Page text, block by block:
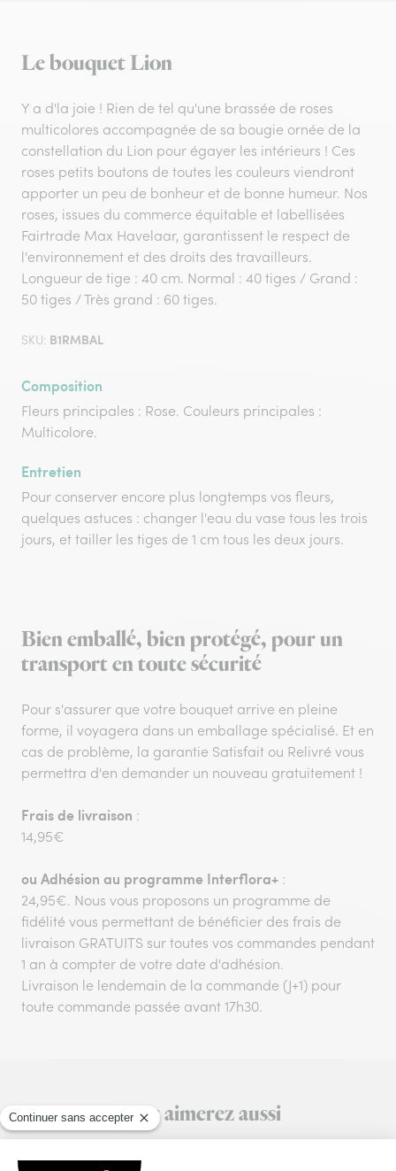
Le bouquet Lion
Y a d'la joie ! Rien de tel qu'une brassée de roses
multicolores accompagnée de sa bougie ornée de la
constellation du Lion pour égayer les intérieurs ! Ces
roses petits boutons de toutes les couleurs viendront
apporter un peu de bonheur et de bonne humeur. Nos
roses, issues du commerce équitable et labellisées
Fairtrade Max Havelaar, garantissent le respect de
l'environnement et des droits des travailleurs.
Longueur de tige : 40 cm. Normal : 40 tiges / Grand :
50 tiges / Très grand : 60 tiges.
SKU: B1RMBAL
Composition
Fleurs principales : Rose. Couleurs principales :
Multicolore.
Entretien
Pour conserver encore plus longtemps vos fleurs,
quelques astuces : changer l'eau du vase tous les trois
jours, et tailler les tiges de 1 cm tous les deux jours.
Bien emballé, bien protégé, pour un
transport en toute sécurité
Pour s'assurer que votre bouquet arrive en pleine
forme, il voyagera dans un emballage spécialisé. Et en
cas de problème, la garantie Satisfait ou Relivré vous
permettra d'en demander un nouveau gratuitement !
Frais de livraison :
14,95€
ou Adhésion au programme Interflora+ :
24,95€. Nous vous proposons un programme de
fidélité vous permettant de bénéficier des frais de
livraison GRATUITS sur toutes vos commandes pendant
1 an à compter de votre date d'adhésion.
Livraison le lendemain de la commande (J+1) pour
toute commande passée avant 17h30.
Vous aimerez aussi